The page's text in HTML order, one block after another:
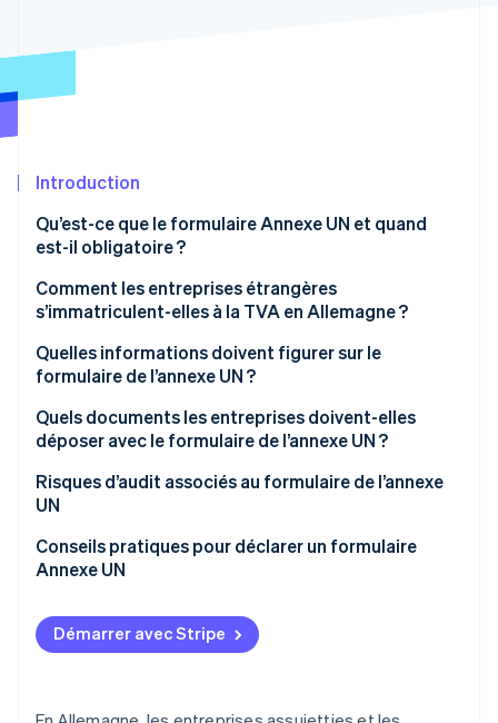
Radar
Atlas
Élimination du carbone
Vérification de l'identité
Stripe Sessions 2026
Découvrez comment Stripe construit l’infrastructure
Introduction
Qu’est-ce que le formulaire Annexe UN et quand
est-il obligatoire ?
Comment les entreprises étrangères
s’immatriculent-elles à la TVA en Allemagne ?
Demander un numéro de TVA
d’importation (IOSS)
Quelles informations doivent figurer sur le
formulaire de l’annexe UN ?
Informations générales
Procédure de remboursement de la TVA déductible
Crédits de TVA
Informations supplémentaires
Quels documents les entreprises doivent-elles
déposer avec le formulaire de l’annexe UN ?
Risques d’audit associés au formulaire de l’annexe
UN
Déclaration incorrecte des revenus
Défaut de preuve des seuils de vente à distance
Conseils pratiques pour déclarer un formulaire
Annexe UN
Planifier en amont
Fournir des données cohérentes
Démarrer avec Stripe